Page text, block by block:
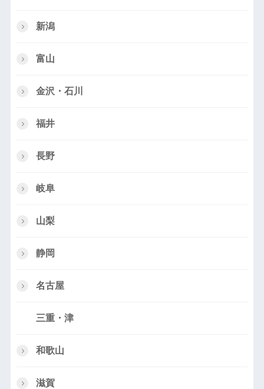
新潟
富山
金沢・石川
福井
長野
岐阜
山梨
静岡
名古屋
三重・津
和歌山
滋賀